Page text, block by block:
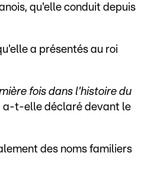
qu'elle conduit depuis
a présentés au roi
fois dans l'histoire du
a-t-elle déclaré devant le
des noms familiers